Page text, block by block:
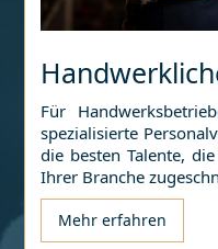
Für
spezialisierte
die besten Talente,
Ihrer Branche
Mehr erfahren